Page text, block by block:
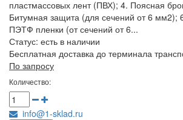
пластмассовых лент (ПВХ); 4. Поясная
Битумная защита (для сечений от 6 мм2);
ПЭТФ пленки (от сечений от 6...
Статус: есть в наличии
Бесплатная доставка до терминала
По запросу
Количество:
info@1-sklad.ru